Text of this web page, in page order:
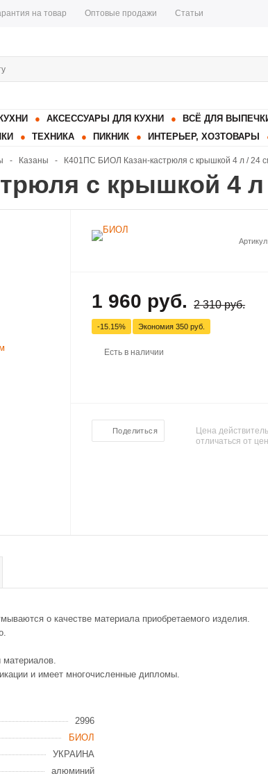
на товар Оптовые продажи Статьи
АКСЕССУАРЫ ДЛЯ КУХНИ ВСЁ ДЛЯ
ТЕХНИКА ПИКНИК ИНТЕРЬЕР, ХОЗТОВАРЫ
- Казаны - К401ПС БИОЛ Казан-кастрюля с крышкой 4 л / 24
с крышкой 4 л
Артикул
1 960 руб. 2 310 руб.
-15.15% Экономия350 руб.
Есть в наличии
Поделиться
Цена
отличаться от
о качестве материала приобретаемого изделия.
материалов.
и имеет многочисленные дипломы.
2996
БИОЛ
УКРАИНА
алюминий